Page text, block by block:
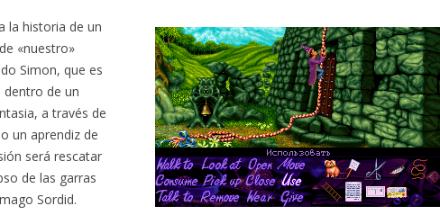
la historia de un
«nuestro»
Simon, que es
de un
a través de
un aprendiz de
será rescatar
de las garras
Sordid.